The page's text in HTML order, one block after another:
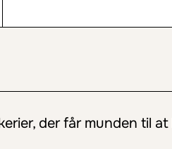
der får munden til at